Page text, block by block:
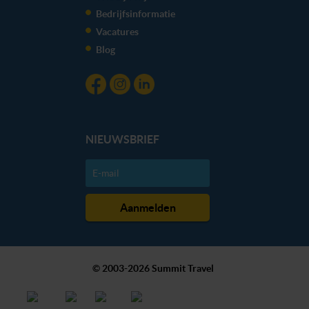
kunnen ontvangen en verwerken.
Bedrijfsinformatie
Vacatures
Blog
NIEUWSBRIEF
© 2003-2026 Summit Travel